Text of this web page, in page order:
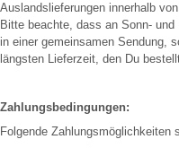
Auslandslieferungen innerhalb
Bitte beachte, dass an Sonn-
in einer gemeinsamen Sendung,
längsten Lieferzeit, den Du
Zahlungsbedingungen:
Folgende Zahlungsmöglichkeiten